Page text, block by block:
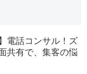
電話コンサル！ズ
共有で、集客の悩